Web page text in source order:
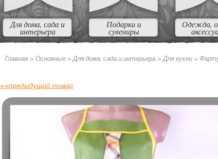
Для дома, сада и
интерьера
Подарки и
сувениры
Одежда,
Главная > Основные >Для дома, сада и интерьера >Для кухни >
<<предыдущий товар